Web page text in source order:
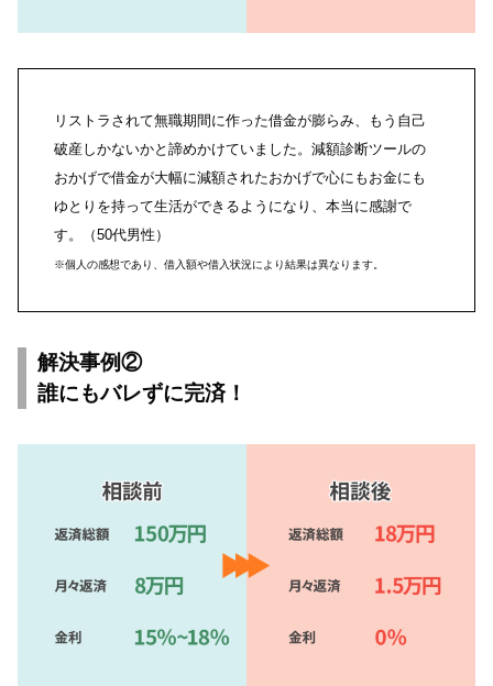
リストラされて無職期間に作った借金が膨らみ、もう自己
破産しかないかと諦めかけていました。減額診断ツールの
おかげで借金が大幅に減額されたおかげで心にもお金にも
ゆとりを持って生活ができるようになり、本当に感謝で
す。（50代男性）
※個人の感想であり、借入額や借入状況により結果は異なります。
解決事例②
誰にもバレずに完済！